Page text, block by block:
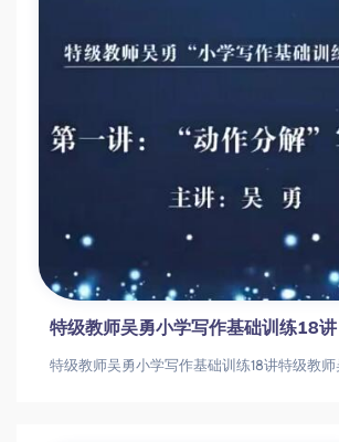
特级教师吴勇小学写作基础训练18讲